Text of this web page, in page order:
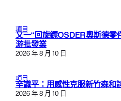
項目
又一“回旋鏢OSDER奧斯德零
游批發業
2026 年 8 月 10 日
項目
辛識平：用感性克服新竹森和
2026 年 8 月 10 日